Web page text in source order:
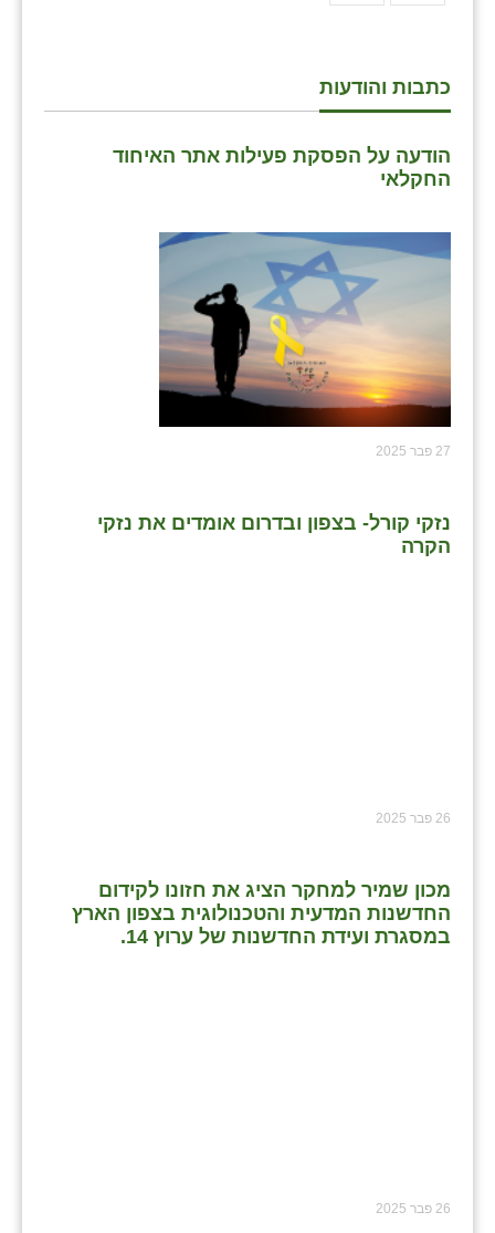
כתבות והודעות
הודעה על הפסקת פעילות אתר האיחוד
החקלאי
27 פבר 2025
נזקי קורל- בצפון ובדרום אומדים את נזקי
הקרה
26 פבר 2025
מכון שמיר למחקר הציג את חזונו לקידום
החדשנות המדעית והטכנולוגית בצפון הארץ
במסגרת ועידת החדשנות של ערוץ 14.
26 פבר 2025